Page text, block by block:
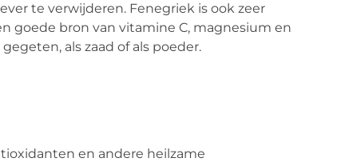
te verwijderen. Fenegriek is ook zeer
goede bron van vitamine C, magnesium en
als zaad of als poeder.
en andere heilzame